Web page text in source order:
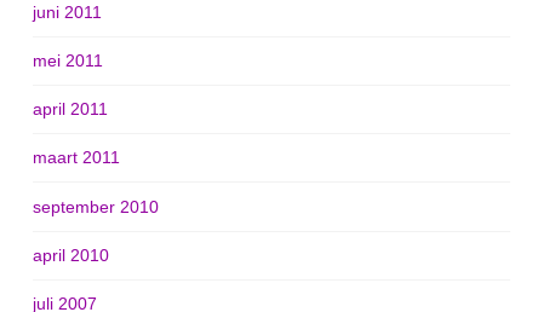
juni 2011
mei 2011
april 2011
maart 2011
september 2010
april 2010
juli 2007